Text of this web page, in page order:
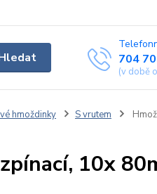
704
(v době
hmoždinky S vrutem
10x